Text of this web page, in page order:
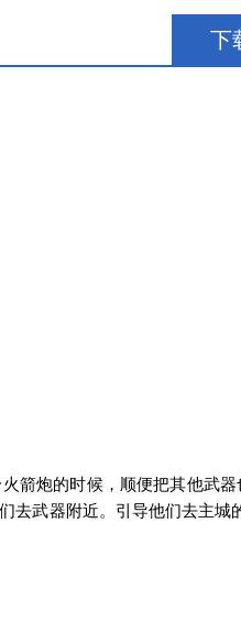
下
箭炮的时候，顺便把其他武器
去武器附近。引导他们去主城